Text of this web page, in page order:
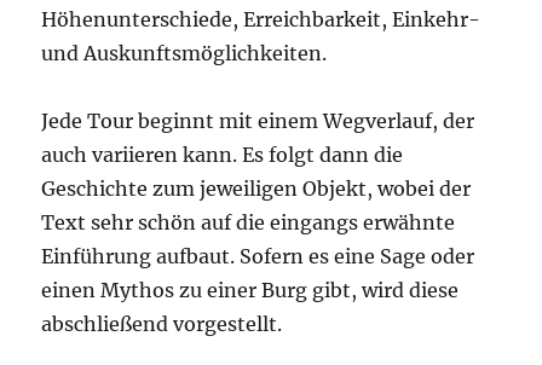
Höhenunterschiede, Erreichbarkeit, Einkehr-
und Auskunftsmöglichkeiten.
Jede Tour beginnt mit einem Wegverlauf, der
auch variieren kann. Es folgt dann die
Geschichte zum jeweiligen Objekt, wobei der
Text sehr schön auf die eingangs erwähnte
Einführung aufbaut. Sofern es eine Sage oder
einen Mythos zu einer Burg gibt, wird diese
abschließend vorgestellt.